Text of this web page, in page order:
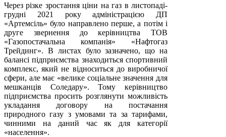
Через різке зростання ціни на газ в листопаді-
грудні 2021 року адміністрацією ДП
«Артемсіль» було направлено перше, а потім і
друге звернення до керівництва ТОВ
«Газопостачальна компанія» «Нафтогаз
Трейдинг». В листах було зазначено, що на
балансі підприємства знаходиться спортивний
комплекс, який не відноситься до виробничої
сфери, але має «велике соціальне значення для
мешканців Соледару». Тому керівництво
підприємства просить розглянути можливість
укладання договору на постачання
природного газу з умовами та за тарифами,
чинними на даний час як для категорії
«населення».